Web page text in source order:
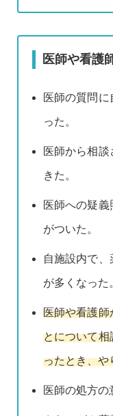
医師や看護
医師の質問
った。
医師から相
きた。
医師への疑
がついた。
自施設内で
が多くなった
医師や看護師
とについて相
ったとき、や
医師の処方の